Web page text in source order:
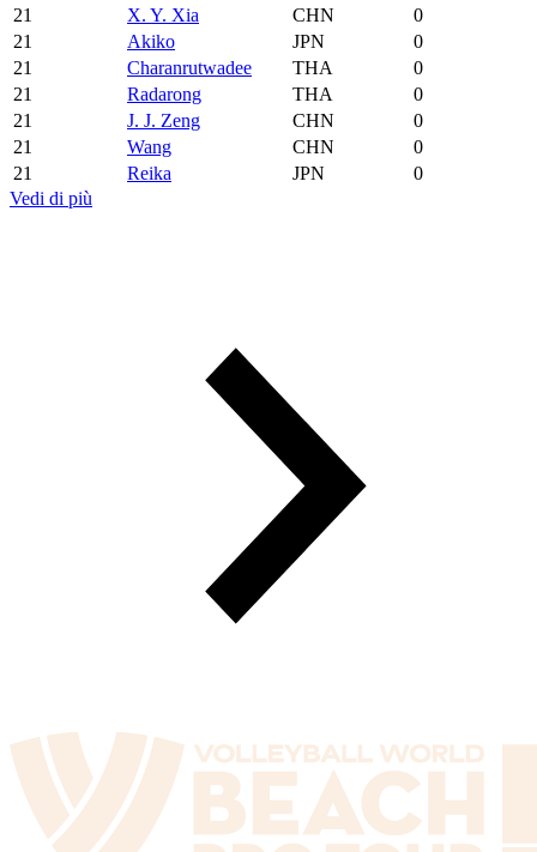
21
X. Y. Xia CHN
0
21
Akiko JPN
0
21
Charanrutwadee THA
0
21
Radarong THA
0
21
J. J. Zeng CHN
0
21
Wang CHN
0
21
Reika JPN
0
Vedi di più